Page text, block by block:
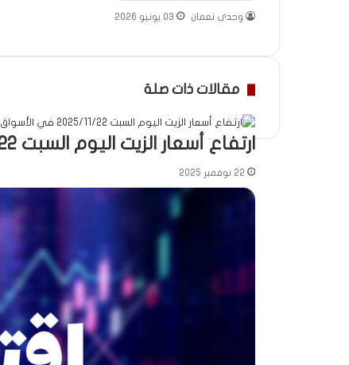
وجدى نعمان 03 يونيو 2026
مقالات ذات صلة
ارتفاع أسعار الزيت اليوم السبت 2025/11/22 في الأسواق
22 نوفمبر 2025